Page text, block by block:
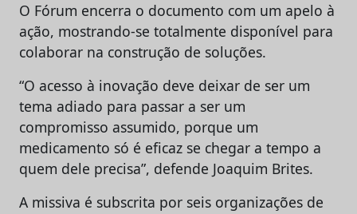
O Fórum encerra o documento com um apelo à
ação, mostrando-se totalmente disponível para
colaborar na construção de soluções.
“O acesso à inovação deve deixar de ser um
tema adiado para passar a ser um
compromisso assumido, porque um
medicamento só é eficaz se chegar a tempo a
quem dele precisa”, defende Joaquim Brites.
A missiva é subscrita por seis organizações de